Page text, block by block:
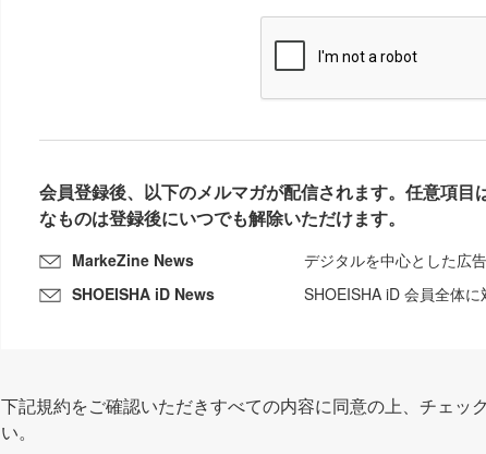
会員登録後、以下のメルマガが配信されます。任意項
なものは登録後にいつでも解除いただけます。
MarkeZine News
デジタルを中心とした広
SHOEISHA iD News
SHOEISHA iD 会員全体
下記規約をご確認いただきすべての内容に同意の上、チェッ
い。